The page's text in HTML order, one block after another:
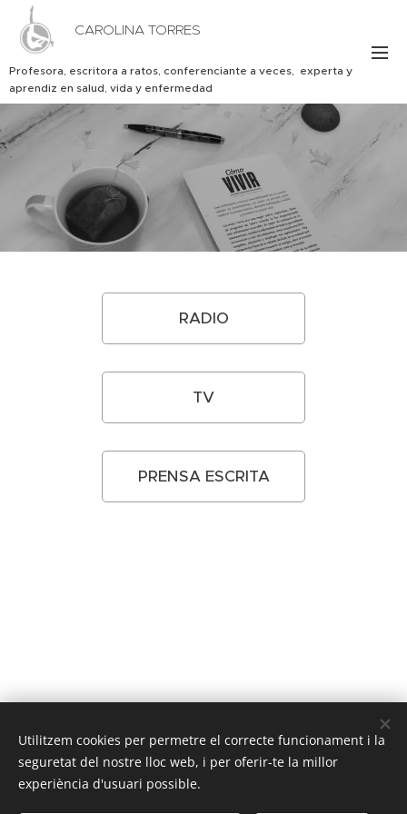
CAROLINA TORRES
Profesora, escritora a ratos, conferenciante a veces, experta y
aprendiz en salud, vida y enfermedad
RADIO
TV
PRENSA ESCRITA
Utilitzem cookies per permetre el correcte funcionament i la
seguretat del nostre lloc web, i per oferir-te la millor
experiència d'usuari possible.